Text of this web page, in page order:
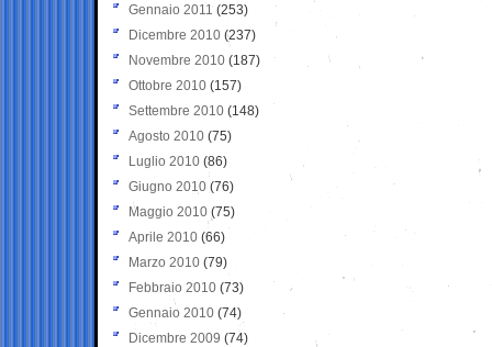
Gennaio 2011 (253)
Dicembre 2010 (237)
Novembre 2010 (187)
Ottobre 2010 (157)
Settembre 2010 (148)
Agosto 2010 (75)
Luglio 2010 (86)
Giugno 2010 (76)
Maggio 2010 (75)
Aprile 2010 (66)
Marzo 2010 (79)
Febbraio 2010 (73)
Gennaio 2010 (74)
Dicembre 2009 (74)